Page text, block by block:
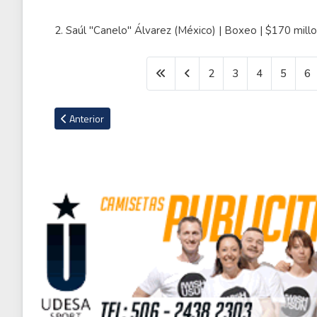
2. Saúl "Canelo" Álvarez (México) | Boxeo | $170
2 3 4 5 6
Artículo anterior: Patrick Sequeira celebró la permanencia en
Anterior